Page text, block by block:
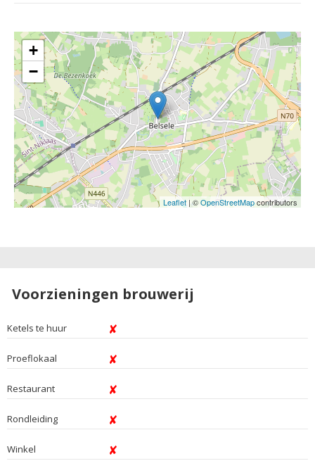
+
−
Leaflet| ©OpenStreetMapcontributors
Voorzieningen brouwerij
Ketels te huur
Proeflokaal
Restaurant
Rondleiding
Winkel